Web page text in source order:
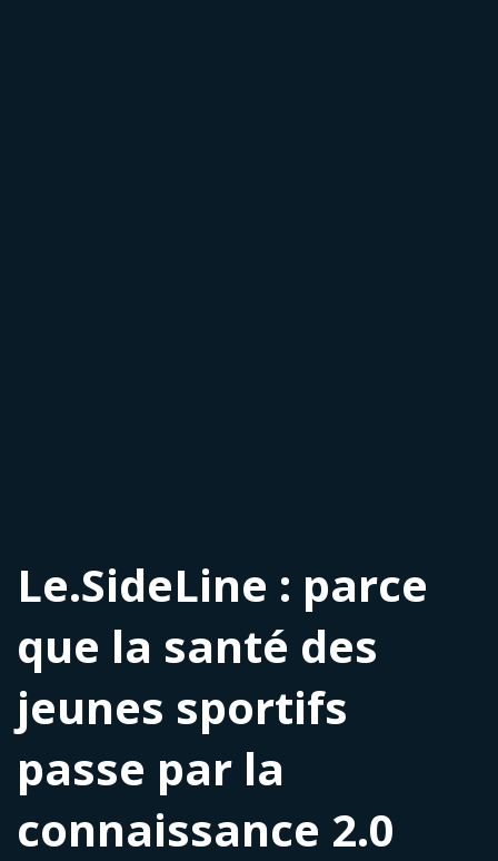
Le.SideLine : parce
que la santé des
jeunes sportifs
passe par la
connaissance 2.0